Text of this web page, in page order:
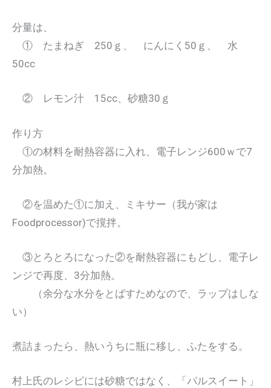
分量は、
① たまねぎ 250ｇ、 にんにく50ｇ、 水
50cc
② レモン汁 15cc、砂糖30ｇ
作り方
①の材料を耐熱容器に入れ、電子レンジ600ｗで7
分加熱。
②を温めた①に加え、ミキサー（我が家は
Foodprocessor)で撹拌。
③とろとろになった②を耐熱容器にもどし、電子レ
ンジで再度、3分加熱。
（余分な水分をとばすためなので、ラップはしな
い）
煮詰まったら、熱いうちに瓶に移し、ふたをする。
村上氏のレシピには砂糖ではなく、「パルスイート」